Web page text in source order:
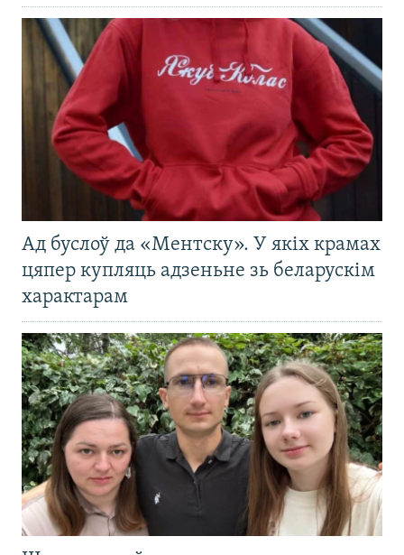
Ад буслоў да «Ментску». У якіх крамах
цяпер купляць адзеньне зь беларускім
характарам